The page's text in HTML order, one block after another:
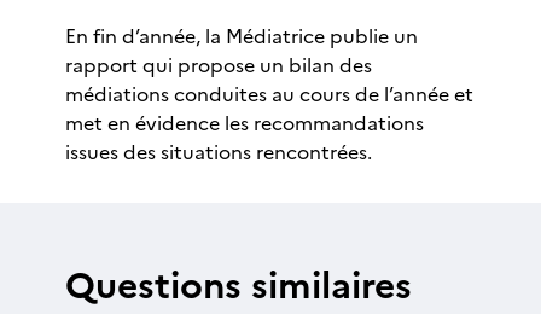
En fin d’année, la Médiatrice publie un
rapport qui propose un bilan des
médiations conduites au cours de l’année et
met en évidence les recommandations
issues des situations rencontrées.
Questions similaires